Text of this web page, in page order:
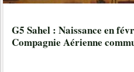
G5 Sahel : Naissance en
Compagnie Aérienne